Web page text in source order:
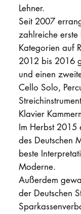
Lehner.
Seit 2007
zahlreiche erste
Kategorien auf
2012 bis 2016
und einen
Cello Solo,
Klavier
Im Herbst 2015
des Deutschen
beste
Moderne.
Außerdem
der Deutschen